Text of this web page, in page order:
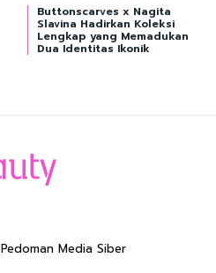
Buttonscarves x Nagita
Slavina Hadirkan Koleksi
Lengkap yang Memadukan
Dua Identitas Ikonik
Pedoman Media Siber